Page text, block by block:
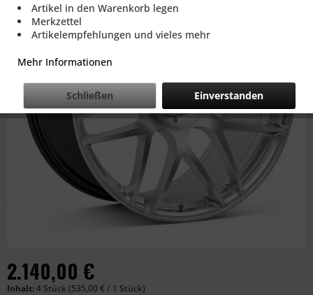
2.140,00 €
Inhalt:4 Stück (535,00 € / 1 Stück)
Artikel in den Warenkorb legen
Merkzettel
Artikelempfehlungen und vieles mehr
Mehr Informationen
Einverstanden
Schließen